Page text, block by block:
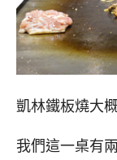
凱林鐵板燒大
我們這一桌有